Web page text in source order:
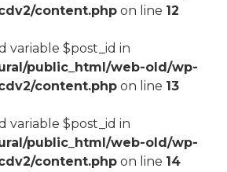
content.php on line 12
variable $post_id in
public_html/web-old/wp-
content.php on line 13
variable $post_id in
public_html/web-old/wp-
content.php on line 14